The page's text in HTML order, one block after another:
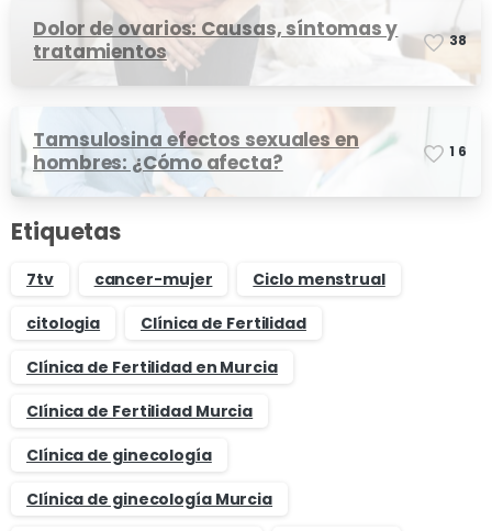
Dolor de ovarios: Causas, síntomas y
tratamientos
38
Tamsulosina efectos sexuales en
hombres: ¿Cómo afecta?
1 6
Etiquetas
7tv cancer-mujer
Ciclo menstrual
citologia
Clínica de Fertilidad
Clínica de Fertilidad en Murcia
Clínica de Fertilidad Murcia
Clínica de ginecología
Clínica de ginecología Murcia